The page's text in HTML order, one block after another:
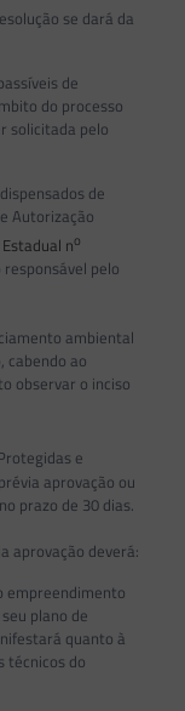
se dará da
de
do processo
solicitada pelo
de
Autorização
no
pelo
ambiental
cabendo ao
observar o inciso
e
aprovação ou
prazo de 30 dias.
aprovação deverá:
plano de
quanto à
técnicos do